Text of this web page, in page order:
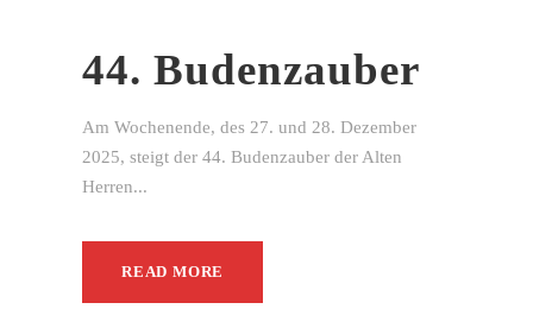
44. Budenzauber
Am Wochenende, des 27. und 28. Dezember
2025, steigt der 44. Budenzauber der Alten
Herren...
READ MORE